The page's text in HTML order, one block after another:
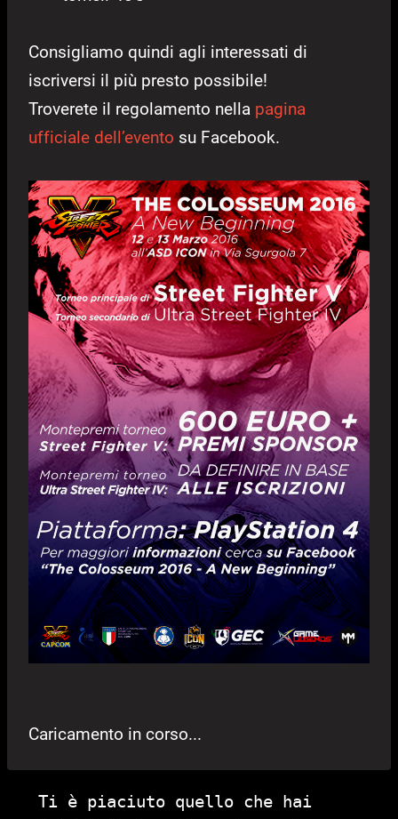
Consigliamo quindi agli interessati di
iscriversi il più presto possibile!
Troverete il regolamento nella pagina
ufficiale dell’evento su Facebook.
Caricamento in corso...
Ti è piaciuto quello che hai